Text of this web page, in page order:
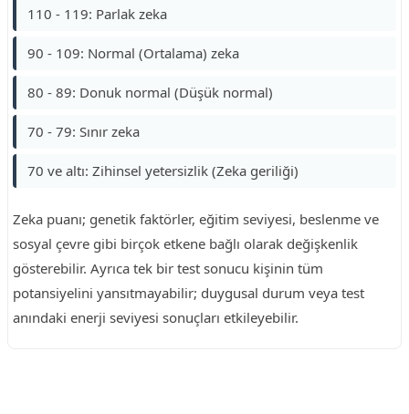
110 - 119: Parlak zeka
90 - 109: Normal (Ortalama) zeka
80 - 89: Donuk normal (Düşük normal)
70 - 79: Sınır zeka
70 ve altı: Zihinsel yetersizlik (Zeka geriliği)
Zeka puanı; genetik faktörler, eğitim seviyesi, beslenme ve
sosyal çevre gibi birçok etkene bağlı olarak değişkenlik
gösterebilir. Ayrıca tek bir test sonucu kişinin tüm
potansiyelini yansıtmayabilir; duygusal durum veya test
anındaki enerji seviyesi sonuçları etkileyebilir.